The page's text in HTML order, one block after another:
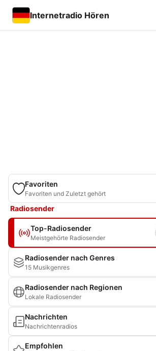
Internetradio Hören
Favoriten
Favoriten und Zuletzt gehört
Radiosender
Top-Radiosender
Meistgehörte Radiosender
Radiosender nach Genres
15 Musikgenres
Radiosender nach Regionen
Lokale Radiosender
Nachrichten
Nachrichtenradios
Empfohlen